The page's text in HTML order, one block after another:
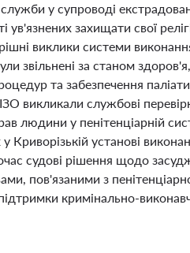
у супроводі
захищати свої
виклики системи
звільнені за станом
та забезпечення
викликали службові
людини у пенітенціарній
Криворізькій установі
судові рішення щодо
пов'язаними з
кримінально-